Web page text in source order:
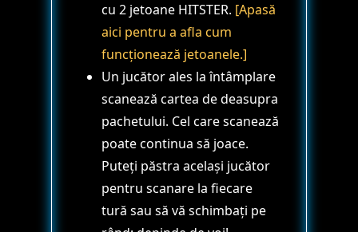
cu 2 jetoane HITSTER. [Apasă
aici pentru a afla cum
funcționează jetoanele.]
Un jucător ales la întâmplare
scanează cartea de deasupra
pachetului. Cel care scanează
poate continua să joace.
Puteți păstra același jucător
pentru scanare la fiecare
tură sau să vă schimbați pe